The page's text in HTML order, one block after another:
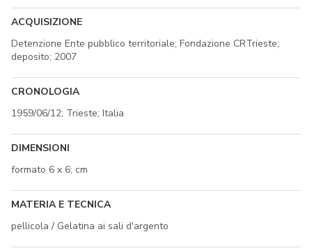
ACQUISIZIONE
Detenzione Ente pubblico territoriale; Fondazione CRTrieste;
deposito; 2007
CRONOLOGIA
1959/06/12; Trieste; Italia
DIMENSIONI
formato 6 x 6; cm
MATERIA E TECNICA
pellicola / Gelatina ai sali d'argento